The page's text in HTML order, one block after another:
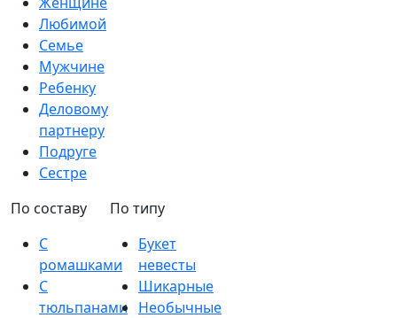
Любимой
Семье
Мужчине
Ребенку
Деловому
партнеру
Подруге
Сестре
По составу
С
ромашками
С
тюльпанами
По типу
Букет
невесты
Шикарные
Необычные